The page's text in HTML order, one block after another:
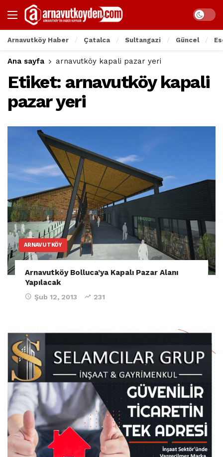
Arnavutköy Haber Çatalca Sultangazi Güncel
Ana sayfa arnavutköy kapali pazar yeri
Etiket: arnavutköy kapali
pazar yeri
ARNAVUTKÖY
Arnavutköy Bolluca’ya Kapalı Pazar Alanı
Yapılacak
Şub 12, 2013 231